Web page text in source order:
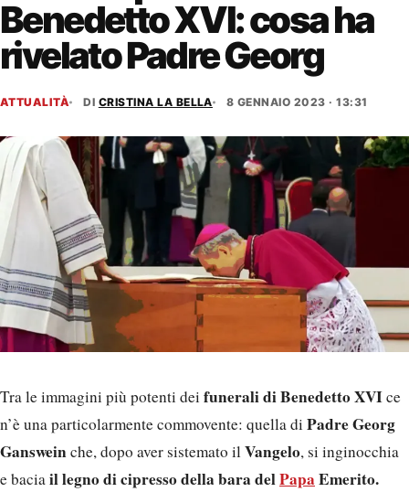
Benedetto XVI: cosa ha
rivelato Padre Georg
ATTUALITÀ DI CRISTINA LA BELLA 8 GENNAIO 2023 · 13:31
Tra le immagini più potenti dei funerali di Benedetto XVIce
n’è una particolarmente commovente: quella di Padre Georg
Gansweinche, dopo aver sistemato ilVangelo, si inginocchia
e baciail legno di cipresso della bara delPapa Emerito.